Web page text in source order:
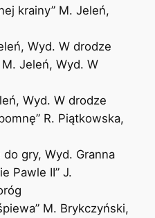
krainy” M. Jeleń,
Wyd. W drodze
M. Jeleń, Wyd. W
Wyd. W drodze
R. Piątkowska,
do gry, Wyd. Granna
Pawle II” J.
M. Brykczyński,